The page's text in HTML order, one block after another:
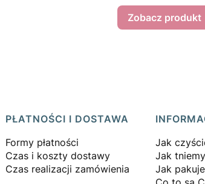
Zobacz produkt
PŁATNOŚCI I DOSTAWA
Formy płatności
Czas i koszty dostawy
Czas realizacji zamówienia
Jak
Jak
Jak